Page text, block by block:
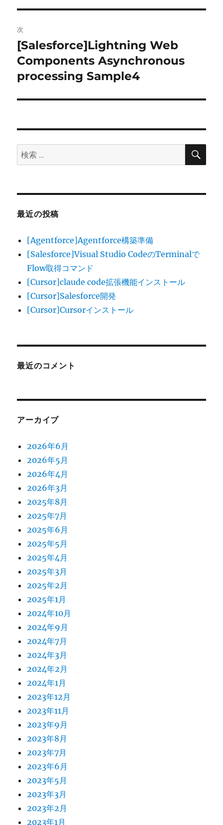
ゲ
ー
シ
ョ
ン
次
次
の
投
[Salesforce]Lightning Web
Components Asynchronous
processing Sample4
検
索:
検
最近の投稿
[Agentforce]Agentforce構築準備
[Salesforce]Visual Studio CodeのTerminalで
Flow取得コマンド
[Cursor]claude code拡張機能インストール
[Cursor]Salesforce開発
[Cursor]Cursorインストール
最近のコメント
アーカイブ
2026年6月
2026年5月
2026年4月
2026年3月
2025年8月
2025年7月
2025年6月
2025年5月
2025年4月
2025年3月
2025年2月
2025年1月
2024年10月
2024年9月
2024年7月
2024年3月
2024年2月
2024年1月
2023年12月
2023年11月
2023年9月
2023年8月
2023年7月
2023年6月
2023年5月
2023年3月
2023年2月
2023年1月